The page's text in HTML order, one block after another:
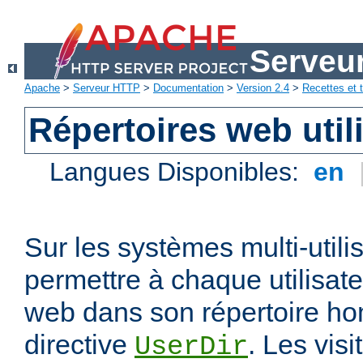
Apache > Serveur HTTP > Documentation > Version 2.4 > Recettes et
Répertoires web
Langues Disponibles: en
Sur les systèmes multi-
permettre à chaque
web dans son répertoire
directive UserDir. Les